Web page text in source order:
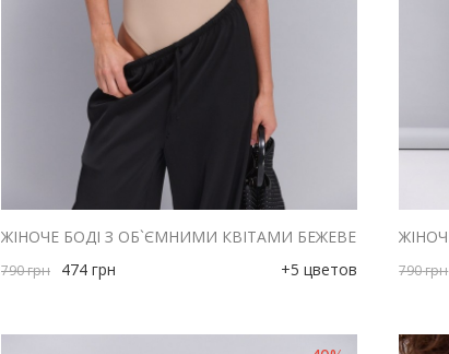
ЖІНОЧЕ БОДІ З ОБ`ЄМНИМИ КВІТАМИ БЕЖЕВЕ
790грн 474 грн +5 цветов 790грн